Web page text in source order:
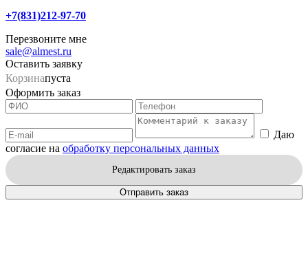
+7(831)212-97-70
Перезвоните мне
sale@almest.ru
Оставить заявку
Корзинапуста
Оформить заказ
Даю
согласие на обработку персональных данных
Редактировать заказ
Отправить заказ